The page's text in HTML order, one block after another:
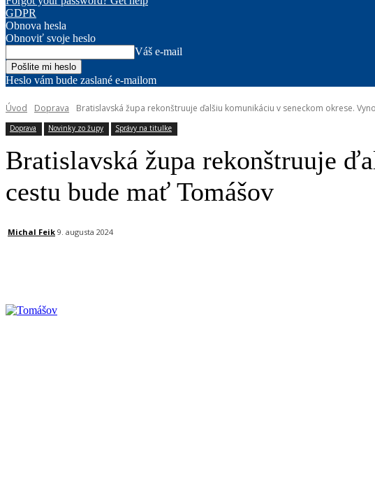
GDPR
Obnova hesla
Obnoviť svoje heslo
Váš e-mail
Heslo vám bude zaslané e-mailom
Úvod Doprava Bratislavská župa rekonštruuje ďalšiu komunikáciu v seneckom okrese.
Doprava Novinky zo župy Správy na titulke
Bratislavská župa rekonštruuje
cestu bude mať Tomášov
Michal Feik 9. augusta 2024